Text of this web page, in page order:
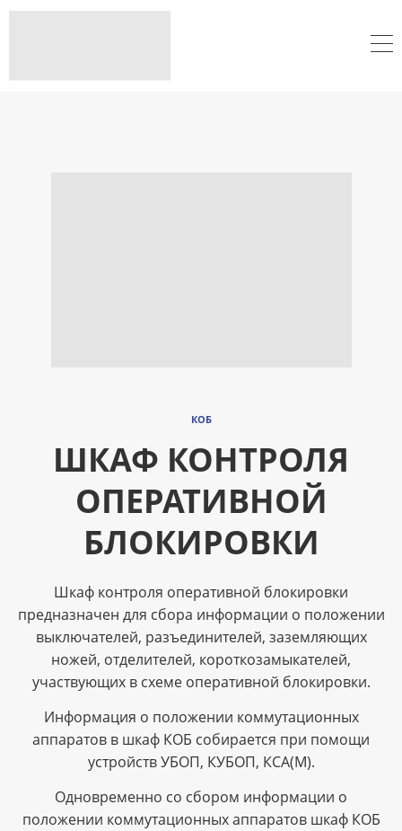
КОБ
ШКАФ КОНТРОЛЯ
ОПЕРАТИВНОЙ
БЛОКИРОВКИ
Шкаф контроля оперативной блокировки
предназначен для сбора информации о положении
выключателей, разъединителей, заземляющих
ножей, отделителей, короткозамыкателей,
участвующих в схеме оперативной блокировки.
Информация о положении коммутационных
аппаратов в шкаф КОБ собирается при помощи
устройств УБОП, КУБОП, КСА(М).
Одновременно со сбором информации о
положении коммутационных аппаратов шкаф КОБ